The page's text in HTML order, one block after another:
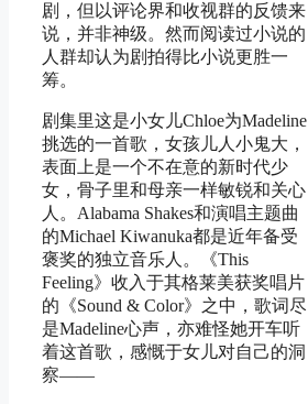
剧，但以评论界和收视群的反馈来
说，并非神级。然而阅读过小说的
人群却认为剧拍得比小说更胜一
筹。
剧集里这是小女儿Chloe为Madeline
挑选的一首歌，女孩儿人小鬼大，
表面上是一个不在意的新时代少
女，骨子里和母亲一样敏锐和关心
人。Alabama Shakes和演唱主题曲
的Michael Kiwanuka都是近年备受
褒奖的独立音乐人。《This
Feeling》收入于其格莱美获奖唱片
的《Sound & Color》之中，歌词尽
是Madeline心声，亦难怪她开车听
着这首歌，感慨于女儿对自己的洞
察——